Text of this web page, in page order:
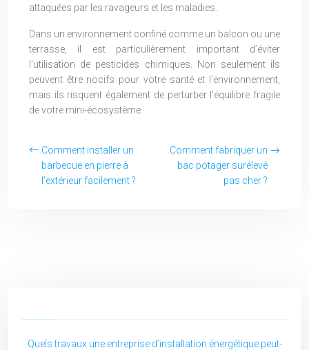
attaquées par les ravageurs et les maladies.
Dans un environnement confiné comme un balcon ou une
terrasse, il est particulièrement important d’éviter
l’utilisation de pesticides chimiques. Non seulement ils
peuvent être nocifs pour votre santé et l’environnement,
mais ils risquent également de perturber l’équilibre fragile
de votre mini-écosystème.
Comment installer un
barbecue en pierre à
l’extérieur facilement ?
Comment fabriquer un
bac potager surélevé
pas cher ?
Quels travaux une entreprise d’installation énergétique peut-